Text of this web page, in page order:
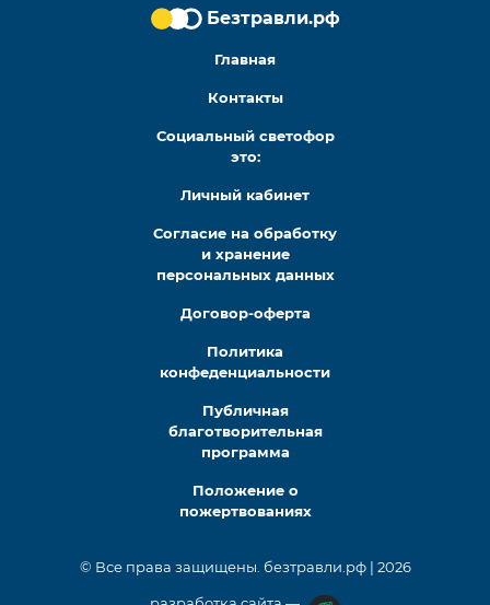
Безтравли.рф
Безтравли.рф
Мы в социальных сетях
Главная
Контакты
Социальный светофор
это:
Личный кабинет
Согласие на обработку
и хранение
персональных данных
Договор-оферта
Политика
конфеденциальности
Публичная
благотворительная
программа
Положение о
пожертвованиях
© Все права защищены. безтравли.рф | 2026